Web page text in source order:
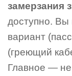
замерзания
доступно.
вариант
(греющий
Главное — не